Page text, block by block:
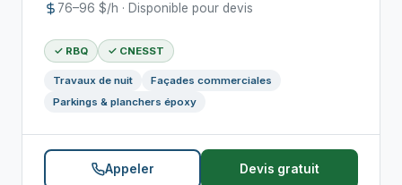
76–96 $/h · Disponible pour devis
✓ RBQ ✓ CNESST
Travaux de nuit
Façades commerciales
Parkings & planchers époxy
Appeler Devis gratuit